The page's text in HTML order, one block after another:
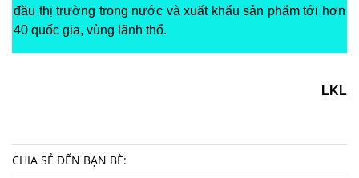
đầu thị trường trong nước và xuất khẩu sản phẩm tới hơn
40 quốc gia, vùng lãnh thổ.
LKL
CHIA SẺ ĐẾN BẠN BÈ: